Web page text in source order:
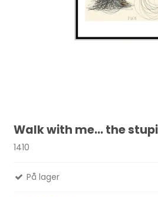
Walk with me... the
1410
På lager